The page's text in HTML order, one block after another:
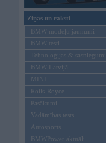
Ziņas un raksti
BMW modeļu jaunumi
BMW testi
Tehnoloģijas & sasniegumi
BMW Latvijā
MINI
Rolls-Royce
Pasākumi
Vadāmības tests
Autosports
BMWPower aktuāli